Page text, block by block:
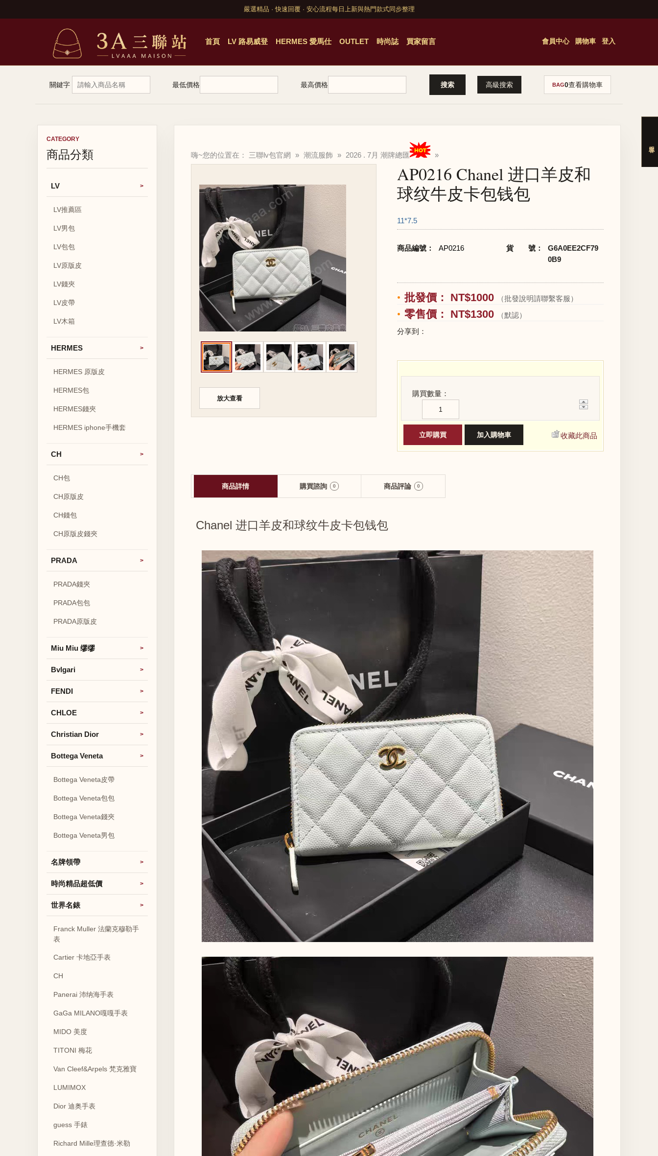
嚴選精品 · 快速回覆 · 安心流程每日上新與熱門款式同步整理
首頁 LV 路易威登 HERMES 愛馬仕 OUTLET 時尚誌 買家留言 會員中心 購物車 登入
關鍵字 最低價格 最高價格 高級搜索 BAG0查看購物車
CATEGORY
商品分類
LV
LV推薦區
LV男包
LV包包
LV原版皮
LV錢夾
LV皮帶
LV木箱
HERMES
HERMES 原版皮
HERMES包
HERMES錢夾
HERMES iphone手機套
CH
CH包
CH原版皮
CH錢包
CH原版皮錢夾
PRADA
PRADA錢夾
PRADA包包
PRADA原版皮
Miu Miu 缪缪
Bvlgari
FENDI
CHLOE
Christian Dior
Bottega Veneta
Bottega Veneta皮帶
Bottega Veneta包包
Bottega Veneta錢夾
Bottega Veneta男包
名牌領帶
時尚精品超低價
世界名錶
Franck Muller 法蘭克穆勒手
表
Cartier 卡地亞手表
CH
Panerai 沛纳海手表
GaGa MILANO嘎嘎手表
MIDO 美度
TITONI 梅花
Van Cleef&Arpels 梵克雅寶
LUMIMOX
Dior 迪奥手表
guess 手錶
Richard Mille理查德·米勒
嗨~您的位置在： 三聯lv包官網 » 潮流服飾 » 2026 . 7月 潮牌總匯 »
放大查看
AP0216 Chanel 进口羊皮和
球纹牛皮卡包钱包
11*7.5
商品編號： AP0216 貨 號：
G6A0EE2CF79
0B9
批發價： NT$1000 （批發說明請聯繫客服）
零售價： NT$1300
（默認）
分享到：
購買數量：
+
−
收藏此商品
商品詳情 購買諮詢 0 商品評論 0
Chanel 进口羊皮和球纹牛皮卡包钱包